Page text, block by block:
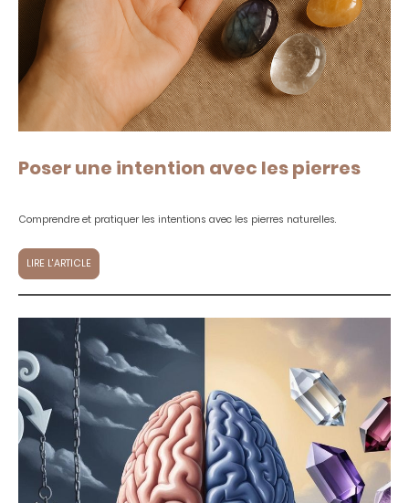
Poser une intention avec les pierres
Comprendre et pratiquer les intentions avec les pierres naturelles.
LIRE L'ARTICLE